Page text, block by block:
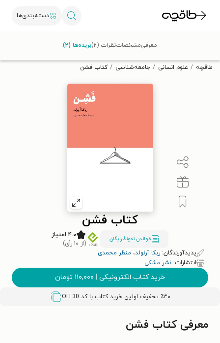
دسته‌بندی‌ها
تخفیف از طاقچه دریافت کن.
طاقچه علوم انسانی جامعه‌شناسی کتاب فشن
کتاب فشن
خواندن نمونۀ رایگان
۴.۰ امتیاز
(از ۱۰ رأی)
پدیدآورندگان: ربکا آرنولد، منظر محمدی
انتشارات: نشر مشکی
خرید کتاب الکترونیکی | ۱۱۰,۰۰۰ تومان
٪۳۰ تخفیف اولین خرید کتاب با کد OFF30
معرفیمشخصاتنظرات (۲) بریده‌ها (۲)
معرفی کتاب فشن